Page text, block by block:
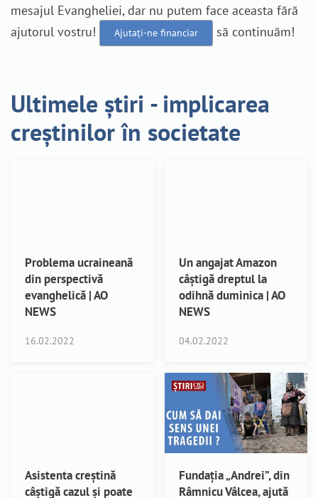
mesajul Evangheliei, dar nu putem face aceasta fără
ajutorul vostru!
Ajutați-ne financiar să continuăm!
Ultimele știri - implicarea
creștinilor în societate
Problema ucraineană
din perspectivă
evanghelică | AO
NEWS
16.02.2022
Un angajat Amazon
câștigă dreptul la
odihnă duminica | AO
NEWS
04.02.2022
Asistenta creștină
câștigă cazul și poate
Fundația „Andrei”, din
Râmnicu Vâlcea, ajută